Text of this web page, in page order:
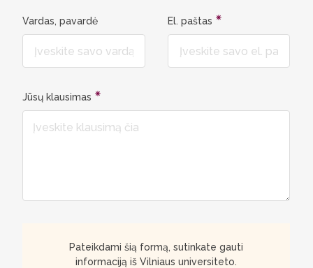
Vardas, pavardė El. paštas
Jūsų klausimas
Pateikdami šią formą, sutinkate gauti
informaciją iš Vilniaus universiteto.